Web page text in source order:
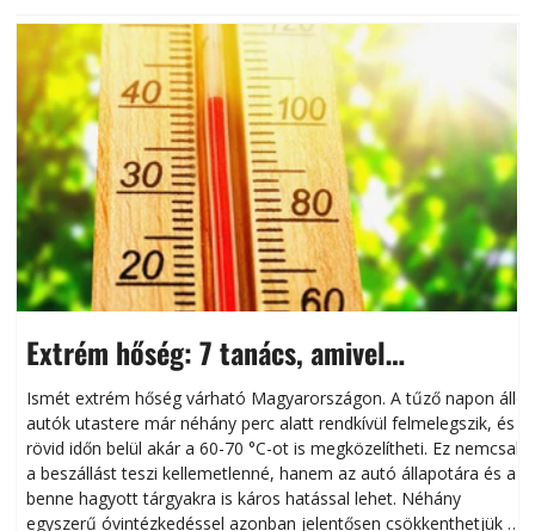
Extrém hőség: 7 tanács, amivel
megóvhatjuk autónkat a nyári károktól
Ismét extrém hőség várható Magyarországon. A tűző napon álló
autók utastere már néhány perc alatt rendkívül felmelegszik, és
rövid időn belül akár a 60-70 °C-ot is megközelítheti. Ez nemcsak
a beszállást teszi kellemetlenné, hanem az autó állapotára és a
benne hagyott tárgyakra is káros hatással lehet. Néhány
egyszerű óvintézkedéssel azonban jelentősen csökkenthetjük a